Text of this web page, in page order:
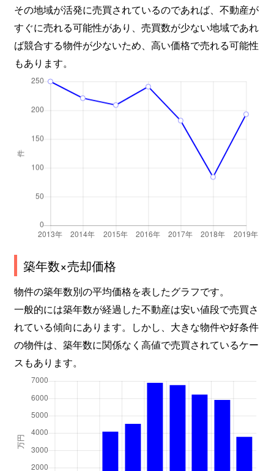
その地域が活発に売買されているのであれば、不動産が
すぐに売れる可能性があり、売買数が少ない地域であれ
ば競合する物件が少ないため、高い価格で売れる可能性
もあります。
築年数×売却価格
物件の築年数別の平均価格を表したグラフです。
一般的には築年数が経過した不動産は安い値段で売買さ
れている傾向にあります。しかし、大きな物件や好条件
の物件は、築年数に関係なく高値で売買されているケー
スもあります。